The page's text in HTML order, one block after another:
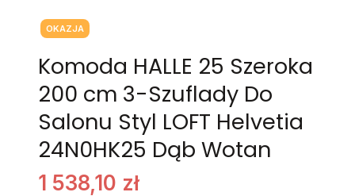
Tagi produktu
OKAZJA
Komoda HALLE 25 Szeroka
200 cm 3-Szuflady Do
Salonu Styl LOFT Helvetia
24N0HK25 Dąb Wotan
1 538,10 zł